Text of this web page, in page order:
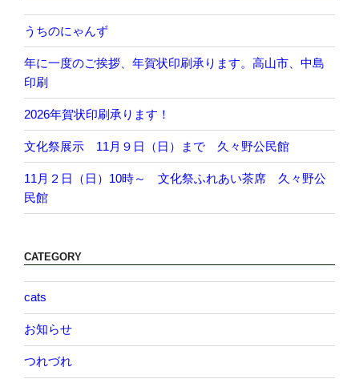
うちのにゃんず
年に一度のご挨拶、年賀状印刷承ります。高山市、中島
印刷
2026年賀状印刷承ります！
文化祭展示 11月９日（日）まで 久々野公民館
11月２日（日）10時～ 文化祭ふれあい茶席 久々野公
民館
CATEGORY
cats
お知らせ
つれづれ